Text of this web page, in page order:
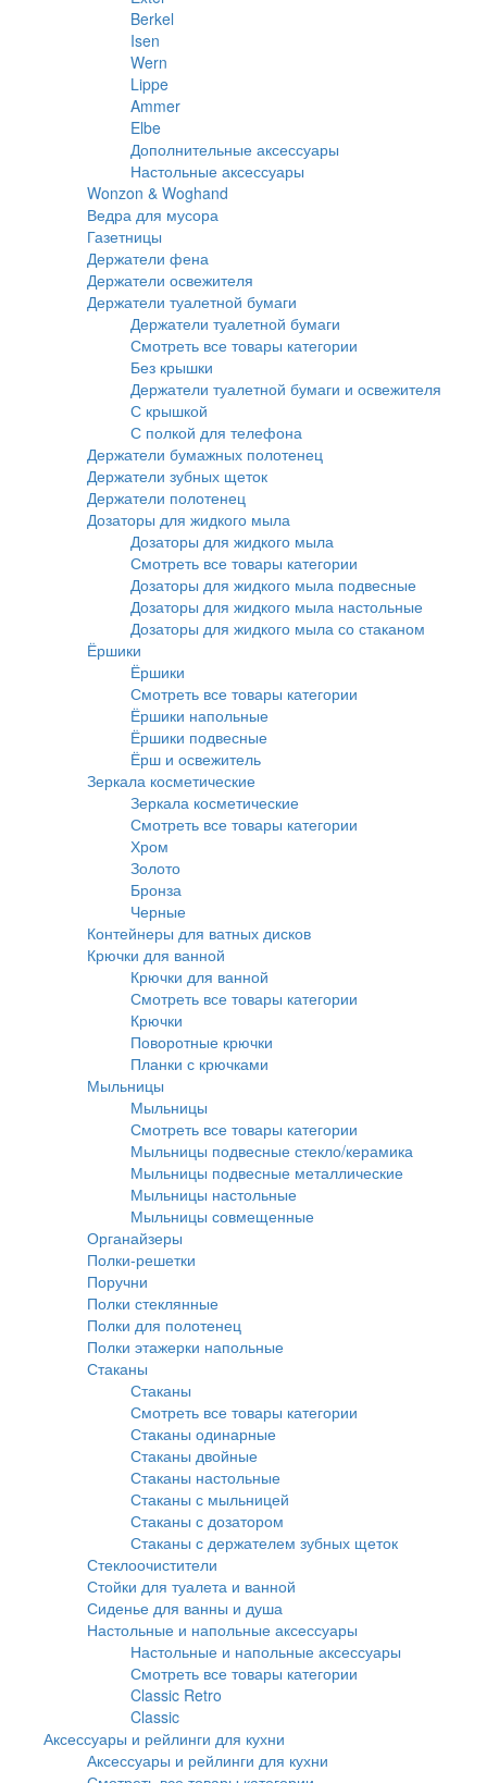
Berkel
Isen
Wern
Lippe
Ammer
Elbe
Дополнительные аксессуары
Настольные аксессуары
Wonzon & Woghand
Ведра для мусора
Газетницы
Держатели фена
Держатели освежителя
Держатели туалетной бумаги
Держатели туалетной бумаги
Смотреть все товары категории
Без крышки
Держатели туалетной бумаги и освежителя
С крышкой
С полкой для телефона
Держатели бумажных полотенец
Держатели зубных щеток
Держатели полотенец
Дозаторы для жидкого мыла
Дозаторы для жидкого мыла
Смотреть все товары категории
Дозаторы для жидкого мыла подвесные
Дозаторы для жидкого мыла настольные
Дозаторы для жидкого мыла со стаканом
Ёршики
Ёршики
Смотреть все товары категории
Ёршики напольные
Ёршики подвесные
Ёрш и освежитель
Зеркала косметические
Зеркала косметические
Смотреть все товары категории
Хром
Золото
Бронза
Черные
Контейнеры для ватных дисков
Крючки для ванной
Крючки для ванной
Смотреть все товары категории
Крючки
Поворотные крючки
Планки с крючками
Мыльницы
Мыльницы
Смотреть все товары категории
Мыльницы подвесные стекло/керамика
Мыльницы подвесные металлические
Мыльницы настольные
Мыльницы совмещенные
Органайзеры
Полки-решетки
Поручни
Полки стеклянные
Полки для полотенец
Полки этажерки напольные
Стаканы
Стаканы
Смотреть все товары категории
Стаканы одинарные
Стаканы двойные
Стаканы настольные
Стаканы с мыльницей
Стаканы с дозатором
Стаканы с держателем зубных щеток
Стеклоочистители
Стойки для туалета и ванной
Сиденье для ванны и душа
Настольные и напольные аксессуары
Настольные и напольные аксессуары
Смотреть все товары категории
Classic Retro
Classic
Аксессуары и рейлинги для кухни
Аксессуары и рейлинги для кухни